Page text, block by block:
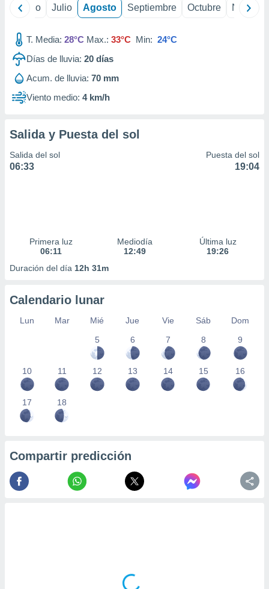
e
mediante
Junio Julio Agosto Septiembre Octubre
T. Media: 28°C Max.: 33°C Min: 24°C
Días de lluvia: 20 días
Acum. de lluvia: 70 mm
Viento medio: 4 km/h
Salida y Puesta del sol
Salida del sol
06:33
Puesta del sol
19:04
Primera luz
06:11
Mediodía
12:49
Última luz
19:26
Duración del día 12h 31m
Calendario lunar
Lun Mar Mié Jue Vie Sáb
Dom
5
6 7 8 9
10 11 12 13 14 15 16
17 18
Compartir predicción